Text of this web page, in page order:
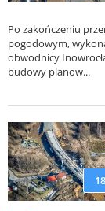
Po zakończeniu
pogodowym,
obwodnicy
budowy planow...
18